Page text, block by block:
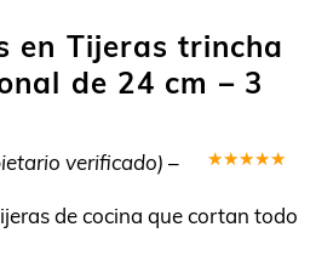
en Tijeras trincha
de 24 cm – 3
verificado) –
de cocina que cortan todo